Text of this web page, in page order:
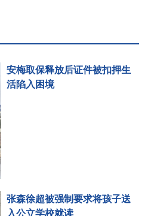
安梅取保释放后证件被扣押生
活陷入困境
张森徐超被强制要求将孩子送
入公立学校就读